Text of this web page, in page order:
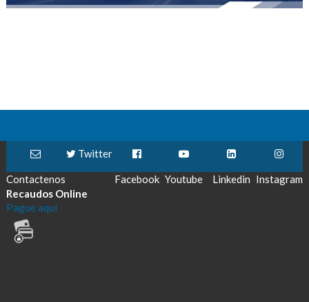
Contactenos
Twitter
Facebook Youtube Linkedin Instagram
Recaudos Online
Pague aquí